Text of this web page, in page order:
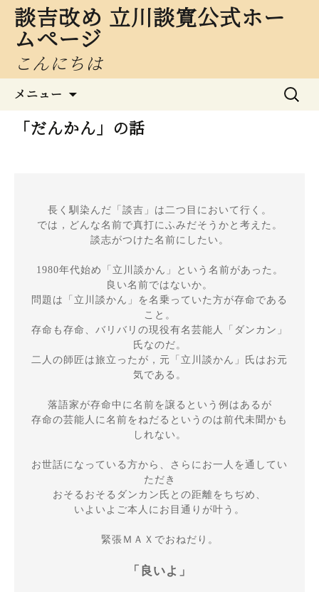
談吉改め 立川談寛公式ホー
ムページ
こんにちは
メニュー
テ
ン
キ
ッ
検
索:
「だんかん」の話
長く馴染んだ「談吉」は二つ目において行く。
では，どんな名前で真打にふみだそうかと考えた。
談志がつけた名前にしたい。
1980年代始め「立川談かん」という名前があった。
良い名前ではないか。
問題は「立川談かん」を名乗っていた方が存命である
こと。
存命も存命、バリバリの現役有名芸能人「ダンカン」
氏なのだ。
二人の師匠は旅立ったが，元「立川談かん」氏はお元
気である。
落語家が存命中に名前を譲るという例はあるが
存命の芸能人に名前をねだるというのは前代未聞かも
しれない。
お世話になっている方から、さらにお一人を通してい
ただき
おそるおそるダンカン氏との距離をちぢめ、
いよいよご本人にお目通りが叶う。
緊張ＭＡＸでおねだり。
「良いよ」